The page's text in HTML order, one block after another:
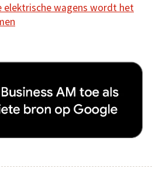
elektrische wagens wordt het